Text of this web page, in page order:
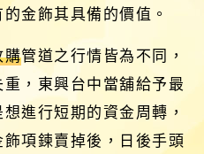
金飾其具備的價值。
購管道之行情皆為不同，
，東興台中當舖給予最
進行短期的資金周轉，
項鍊賣掉後，日後手頭